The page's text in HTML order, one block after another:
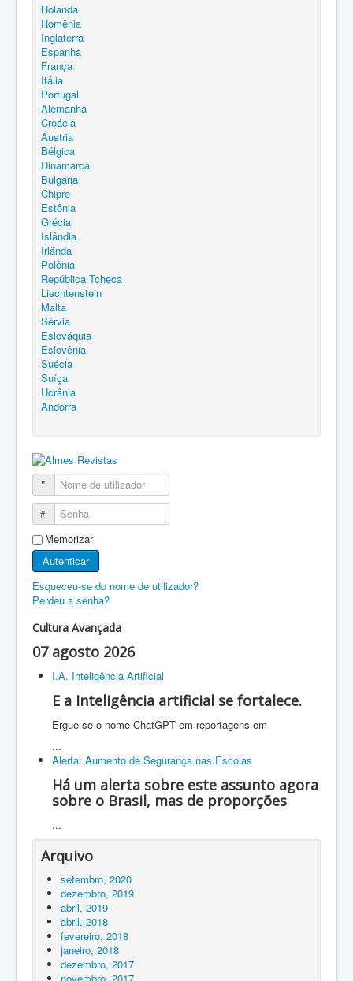
Holanda
Romênia
Inglaterra
Espanha
França
Itália
Portugal
Alemanha
Croácia
Áustria
Bélgica
Dinamarca
Bulgária
Chipre
Estônia
Grécia
Islândia
Irlânda
Polônia
República Tcheca
Liechtenstein
Malta
Sérvia
Eslováquia
Eslovênia
Suécia
Suíça
Ucrânia
Andorra
Nome de utilizador
Senha
Memorizar
Autenticar
Esqueceu-se do nome de utilizador?
Perdeu a senha?
Cultura Avançada
07 agosto 2026
I.A. Inteligência Artificial
E a Inteligência artificial se fortalece.
Ergue-se o nome ChatGPT em reportagens em
...
Alerta: Aumento de Segurança nas Escolas
Há um alerta sobre este assunto agora
sobre o Brasil, mas de proporções
...
Arquivo
setembro, 2020
dezembro, 2019
abril, 2019
abril, 2018
fevereiro, 2018
janeiro, 2018
dezembro, 2017